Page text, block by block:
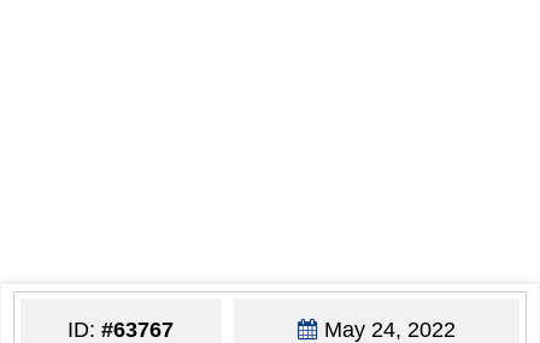
ID:#63767 May 24, 2022